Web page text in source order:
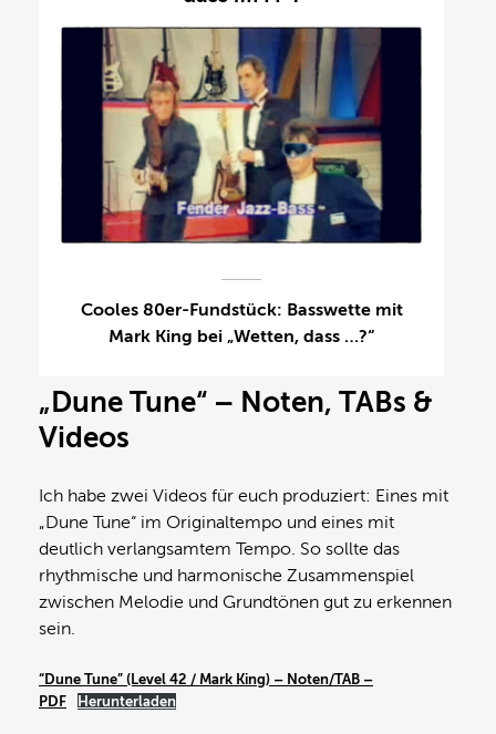
Cooles 80er-Fundstück: Basswette mit
Mark King bei „Wetten, dass …?“
„Dune Tune“ – Noten, TABs &
Videos
Ich habe zwei Videos für euch produziert: Eines mit
„Dune Tune“ im Originaltempo und eines mit
deutlich verlangsamtem Tempo. So sollte das
rhythmische und harmonische Zusammenspiel
zwischen Melodie und Grundtönen gut zu erkennen
sein.
“Dune Tune” (Level 42 / Mark King) – Noten/TAB –
PDF
Herunterladen